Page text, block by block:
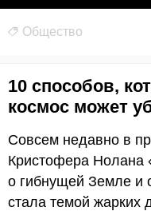
Общество
10 способов,
космос может
Совсем недавно в
Кристофера Нолана
о гибнущей Земле и
стала темой жарких